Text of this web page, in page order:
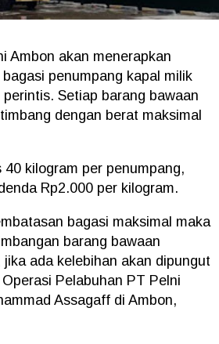
Ambon akan menerapkan
penumpang kapal milik
Setiap barang bawaan
dengan berat maksimal
kilogram per penumpang,
Rp2.000 per kilogram.
bagasi maksimal maka
barang bawaan
ada kelebihan akan dipungut
Pelabuhan PT Pelni
Assagaff di Ambon,